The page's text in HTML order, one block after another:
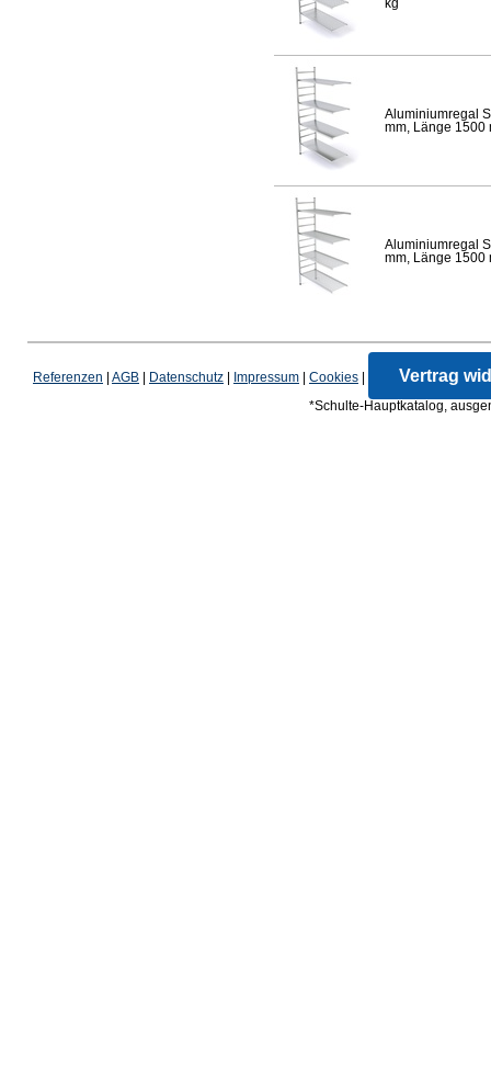
kg
Aluminiumregal
mm, Länge 1500
Aluminiumregal
mm, Länge 1500
Referenzen AGB Datenschutz Impressum Cookies Vertrag
*Schulte-Hauptkatalog,